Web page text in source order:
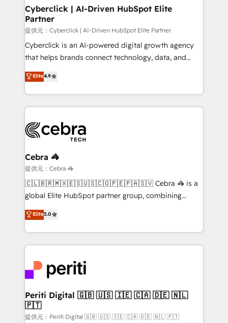
from other CRMs to HubSpot without data loss or
downtime. 🔹 RevOps Strategy: Align teams,
processes, and data to drive revenue efficiency. 🔹
Integrations: Connect HubSpot with your tech stack
for better adoption. 🔹 Custom Solutions: Build
SOC 2 Type II and ISO 27001 certified, reinforcing
our commitment to data security and compliance. At
Cyberclick | AI-Driven HubSpot Elite
Partner
提供元：Cyberclick | AI-Driven HubSpot Elite Partner
Cyberclick is an AI-powered digital growth agency
that helps brands connect technology, data, and
creativity to achieve measurable results. Founded in
Barcelona and operating across Spain, LATAM, and
the UK, we support global companies in building
smarter marketing, sales, and customer success
Iberia (Spain & Portugal), we combine human insight
with intelligent automation to drive sustainable
growth. Our multidisciplinary team designs solutions
that simplify complexity, boost performance, and
turn innovation into real impact. 🌍 Highlights •
HubSpot Partner since 2012 • 2022 EMEA Impact
projects • Clients in 30+ industries • Proprietary
technology for integrations • Multilingual team:
Elite4.9
Cebra 🦓
提供元：Cebra 🦓
🇨🇱🇧🇷🇲🇽🇪🇸🇺🇸🇨🇴🇵🇪🇵🇦🇸🇻 Cebra 🦓 is a
global Elite HubSpot partner group, combining
technology, marketing and media expertise across
Latin America and Southern Europe, with teams
across 9 countries. Born in Chile, we combine local
insight with international reach to help businesses
HubSpot implementations, building end-to-end
solutions that integrate CRM, AI automation, inbound
and loop marketing, content, and digital creativity.
Our multicultural team works in Spanish, Portuguese,
and English to design scalable strategies that drive
Elite5.0
Periti Digital 🇬🇧 🇺🇸 🇮🇪 🇨🇦 🇩🇪 🇳🇱
🇵🇹
提供元：Periti Digital 🇬🇧 🇺🇸 🇮🇪 🇨🇦 🇩🇪 🇳🇱 🇵🇹